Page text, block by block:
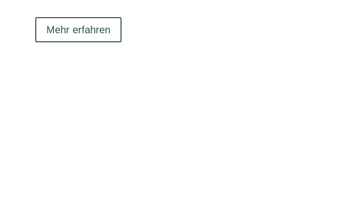
Mehr erfahren